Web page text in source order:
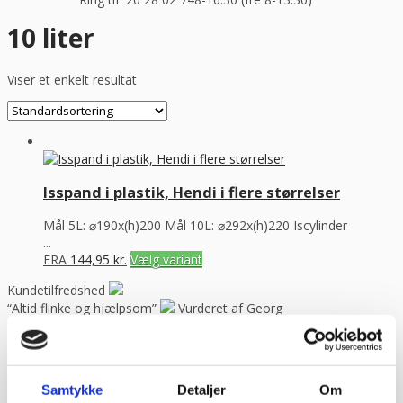
Samtykke Detaljer Om
10 liter
Viser et enkelt resultat
Isspand i plastik, Hendi i flere størrelser
Mål 5L: ⌀190x(h)200 Mål 10L: ⌀292x(h)220 Iscylinder
...
FRA 144,95 kr. Vælg variant
Kundetilfredshed
“Altid flinke og hjælpsom”
Vurderet af Georg
“Altid søde, hjælpsomme og kompetente !”
Vurderet af Læse
antik & retro
og god weekend”
Vurderet af Michael